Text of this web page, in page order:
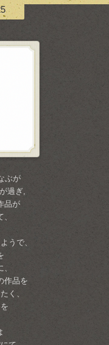
ぶが
過ぎ,
品が
うで、
作品を
く、